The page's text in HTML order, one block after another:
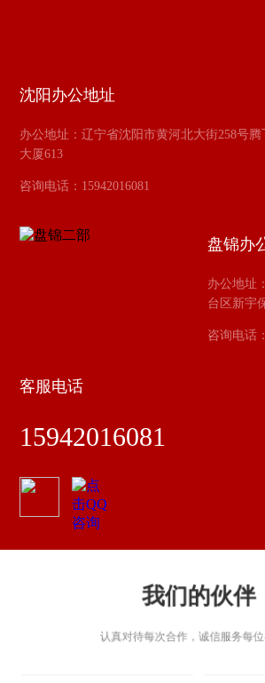
沈阳办公地址
办公地址：辽宁省沈阳市黄河北大街258号腾
大厦613
咨询电话：15942016081
盘锦办
办公地址
台区新宇
咨询电话
客服电话
15942016081
我们的伙伴
认真对待每次合作，诚信服务每位